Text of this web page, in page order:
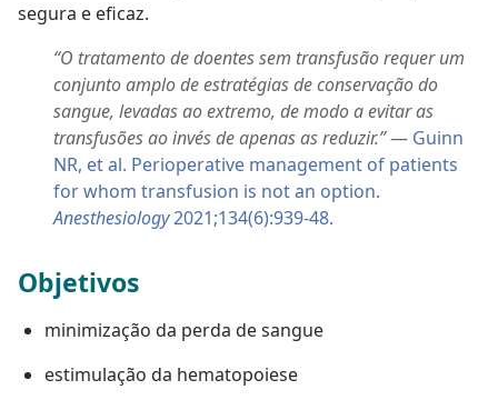
segura e eficaz.
“O tratamento de doentes sem transfusão requer um
conjunto amplo de estratégias de conservação do
sangue, levadas ao extremo, de modo a evitar as
transfusões ao invés de apenas as reduzir.”— Guinn
NR, et al. Perioperative management of patients
for whom transfusion is not an option.
Anesthesiology2021;134(6):939-48.
Objetivos
minimização da perda de sangue
estimulação da hematopoiese